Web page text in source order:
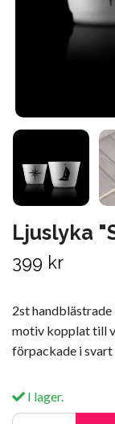
Ljuslyka
399 kr
2st
motiv kopplat till
förpackade i
I lager.